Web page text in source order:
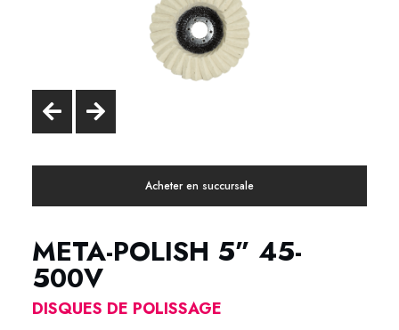
Acheter en succursale
META-POLISH 5” 45-
500V
DISQUES DE POLISSAGE